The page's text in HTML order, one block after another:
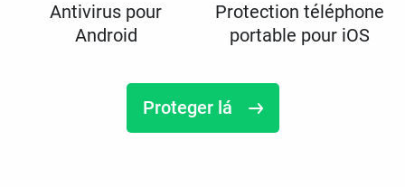
Antivirus pour
Android
Protection téléphone
portable pour iOS
Proteger lá